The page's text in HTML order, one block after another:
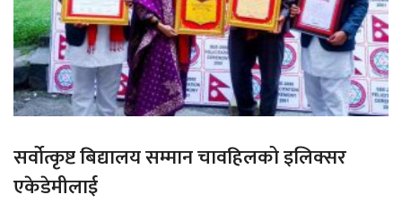
सर्वोत्कृष्ट बिद्यालय सम्मान चावहिलको इलिक्सर
एकेडेमीलाई